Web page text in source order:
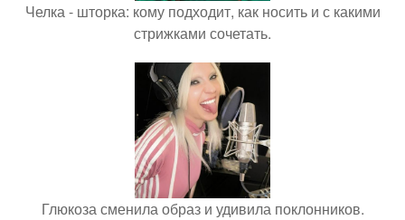
Челка - шторка: кому подходит, как носить и с какими
стрижками сочетать.
Глюкоза сменила образ и удивила поклонников.